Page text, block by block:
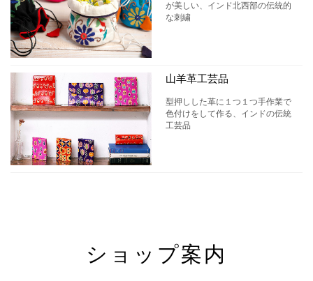
が美しい、インド北西部の伝統的
な刺繍
山羊革工芸品
型押しした革に１つ１つ手作業で
色付けをして作る、インドの伝統
工芸品
ショップ案内